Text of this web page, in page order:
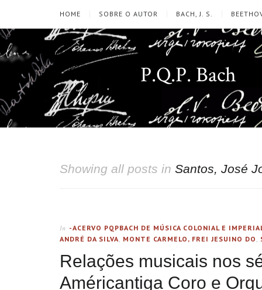
HOME SOBRE O AUTOR BACH, J. S.
P.Q.P. Bach
Showing all posts in Santos, José
In -ACERVO PQPBACH DE MÚSICA COLONIAL E
ANDRÉ DA SILVA MONTE CARMELO, FREI JESUINO DO
Relações musicais nos
Américantiga Coro e